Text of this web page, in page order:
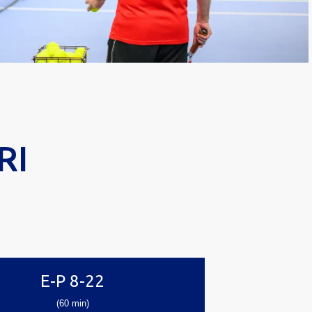
erineval tasemel mängijatele
E-P 8-22
(60 min)